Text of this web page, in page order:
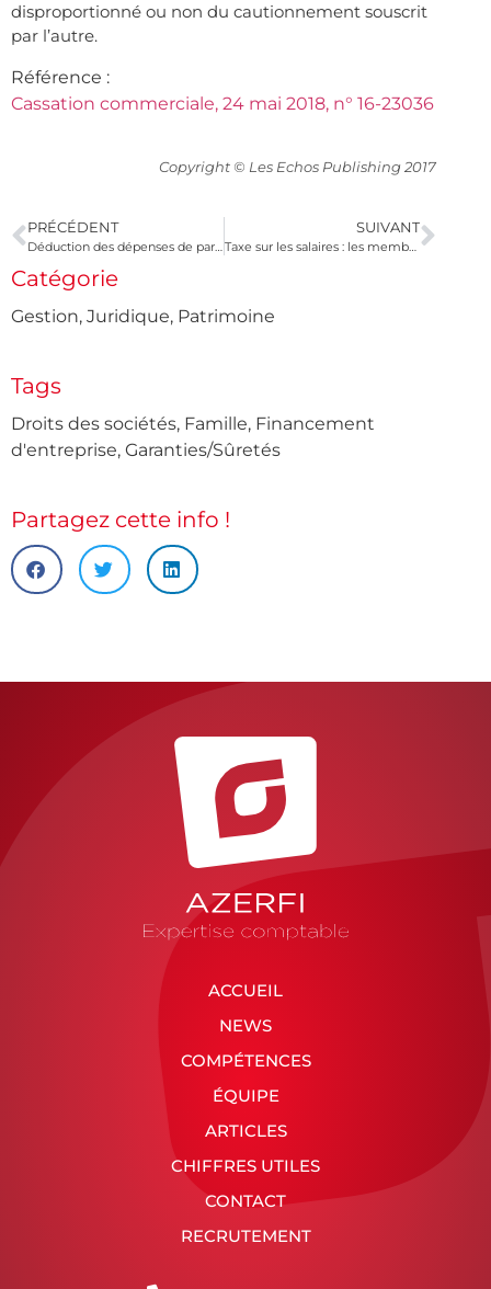
disproportionné ou non du cautionnement souscrit
par l’autre.
Référence :
Cassation commerciale, 24 mai 2018, n° 16-23036
Copyright © Les Echos Publishing 2017
PRÉCÉDENT
Déduction des dépenses de parrainage au profit d’une association
SUIVANT
Taxe sur les salaires : les membres du directoire sont concernés !
Catégorie
Gestion, Juridique, Patrimoine
Tags
Droits des sociétés, Famille, Financement
d'entreprise, Garanties/Sûretés
Partagez cette info !
ACCUEIL
NEWS
COMPÉTENCES
ÉQUIPE
ARTICLES
CHIFFRES UTILES
CONTACT
RECRUTEMENT